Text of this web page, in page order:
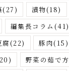
(27) 漬物(18)
編集長コラム (41)
腐(22) 豚肉(15)
野菜の茹で方